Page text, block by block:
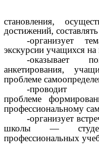
становления,
достижений,
-организует
экскурсии учащихся на
-оказывает
анкетирования,
проблеме
-проводит
проблеме
профессиональному
-организует
школы —
профессиональных